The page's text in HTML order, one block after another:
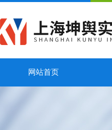
网站首页